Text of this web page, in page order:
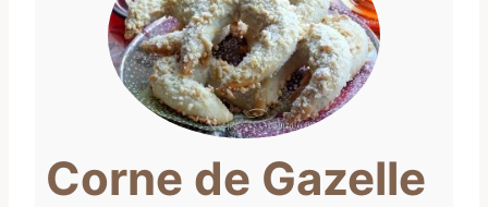
Corne de Gazelle